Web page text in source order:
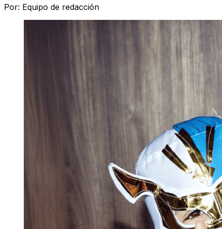
Por: Equipo de redacción